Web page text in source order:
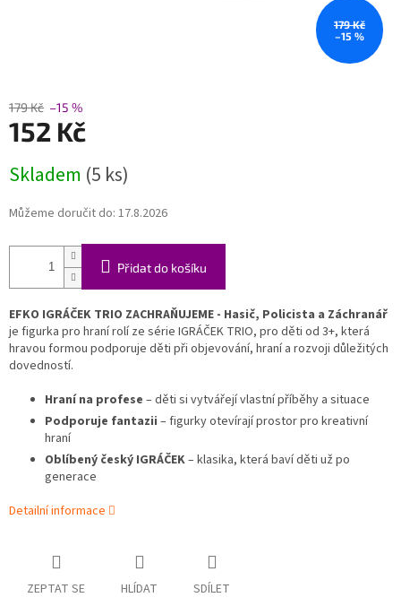
179 Kč
–15 %
179 Kč –15 %
152 Kč
cena:
Skladem (5 ks)
Můžeme doručit do: 17.8.2026
Přidat do košíku
EFKO IGRÁČEK TRIO ZACHRAŇUJEME - Hasič, Policista a Záchranář
je figurka pro hraní rolí ze série IGRÁČEK TRIO, pro děti od 3+, která
hravou formou podporuje děti při objevování, hraní a rozvoji důležitých
dovedností.
Hraní na profese – děti si vytvářejí vlastní příběhy a situace
Podporuje fantazii – figurky otevírají prostor pro kreativní
hraní
Oblíbený český IGRÁČEK– klasika, která baví děti už po
generace
Detailní informace
ZEPTAT SE HLÍDAT SDÍLET